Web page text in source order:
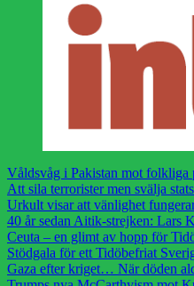
Våldsvåg i Pakistan mot folkliga
Att sila terrorister men svälja
Urkult visar att vänlighet
40 år sedan Aitik-strejken: Lars
Ceuta – en glimt av hopp för
Stödgala för ett Tidöbefriat
Gaza efter kriget… När döden